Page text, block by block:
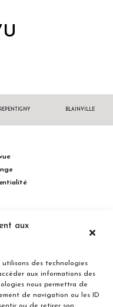
aux
utilisons des technologies
aux informations des
nous permettra de
de navigation ou les ID
REPENTIGNY BLAINVILLE
2E4 Canada